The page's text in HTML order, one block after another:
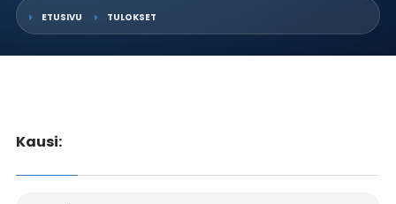
ETUSIVU TULOKSET
Kausi: